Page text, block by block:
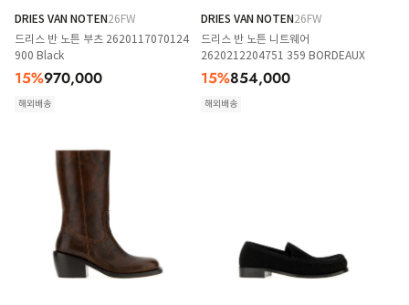
DRIES VAN NOTEN26FW
드리스 반 노튼 부츠 2620117070124
900 Black
15%970,000
해외배송
DRIES VAN NOTEN26FW
드리스 반 노튼 니트웨어
2620212204751 359 BORDEAUX
15%854,000
해외배송